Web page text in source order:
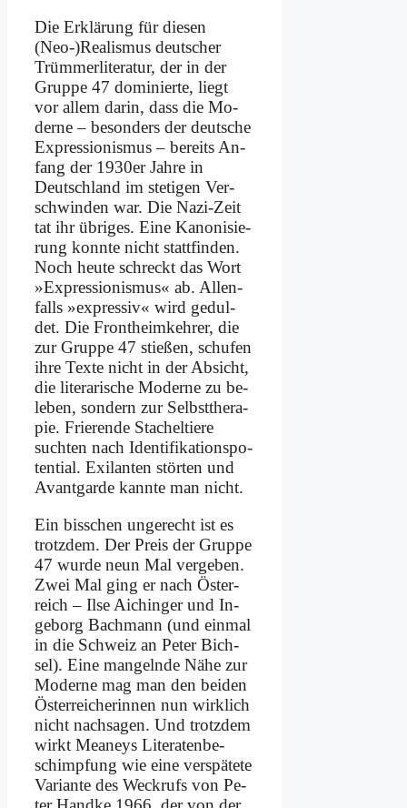
Die Er­klä­rung für die­sen
(Neo-)Realismus deut­scher
Trüm­mer­li­te­ra­tur, der in der
Grup­pe 47 do­mi­nier­te, liegt
vor al­lem dar­in, dass die Mo­
der­ne – be­son­ders der deut­sche
Ex­pres­sio­nis­mus – be­reits An­
fang der 1930er Jah­re in
Deutsch­land im ste­ti­gen Ver­
schwin­den war. Die Na­zi-Zeit
tat ihr üb­ri­ges. Ei­ne Ka­no­ni­sie­
rung konn­te nicht statt­fin­den.
Noch heu­te schreckt das Wort
»Ex­pres­sio­nis­mus« ab. Al­len­
falls »ex­pres­siv« wird ge­dul­
det. Die Front­heim­keh­rer, die
zur Grup­pe 47 stie­ßen, schu­fen
ih­re Tex­te nicht in der Ab­sicht,
die li­te­ra­ri­sche Mo­der­ne zu be­
le­ben, son­dern zur Selbst­the­ra­
pie. Frie­ren­de Sta­chel­tie­re
such­ten nach Iden­ti­fi­ka­ti­ons­po­
ten­ti­al. Exi­lan­ten stör­ten und
Avant­gar­de kann­te man nicht.
Ein biss­chen un­ge­recht ist es
trotz­dem. Der Preis der Grup­pe
47 wur­de neun Mal ver­ge­ben.
Zwei Mal ging er nach Öster­
reich – Il­se Ai­chin­ger und In­
ge­borg Bach­mann (und ein­mal
in die Schweiz an Pe­ter Bich­
sel). Ei­ne man­geln­de Nä­he zur
Mo­der­ne mag man den bei­den
Öster­rei­che­rin­nen nun wirk­lich
nicht nach­sa­gen. Und trotz­dem
wirkt Meaneys Li­te­ra­ten­be­
schimp­fung wie ei­ne ver­spä­te­te
Va­ri­an­te des Weck­rufs von Pe­